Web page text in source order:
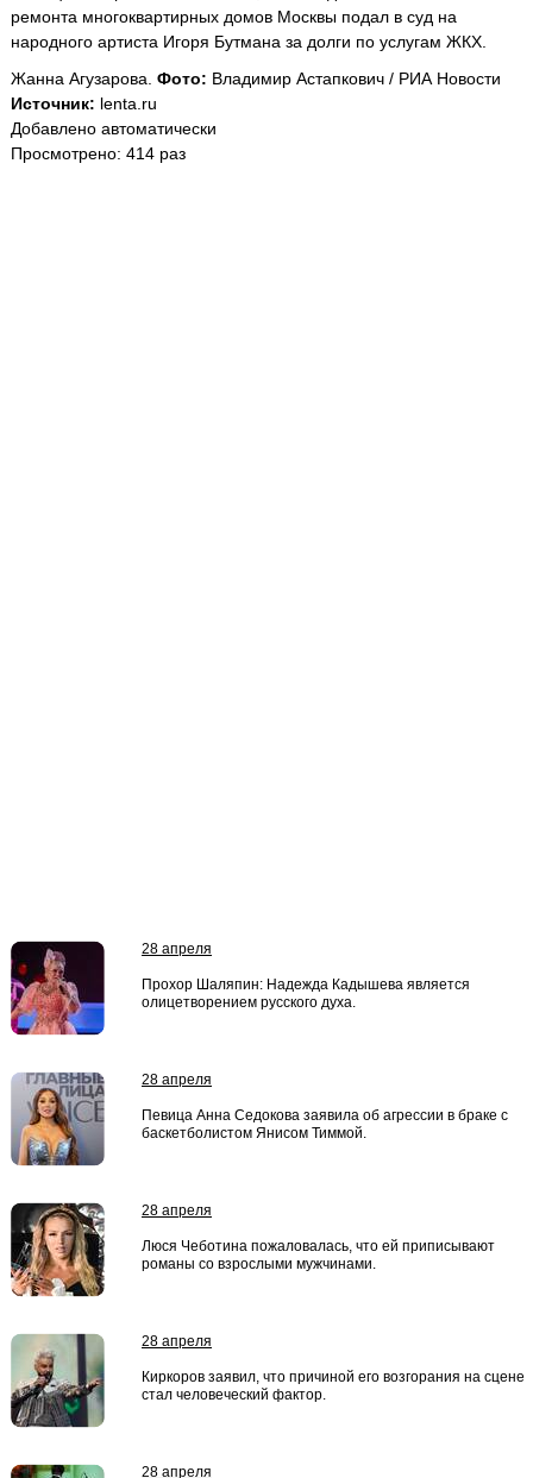
ремонта многоквартирных домов Москвы подал в суд на
народного артиста Игоря Бутмана за долги по услугам ЖКХ.
Жанна Агузарова. Фото: Владимир Астапкович / РИА Новости
Источник: lenta.ru
Добавлено автоматически
Просмотрено: 414 раз
28 апреля
Прохор Шаляпин: Надежда Кадышева является
олицетворением русского духа.
28 апреля
Певица Анна Седокова заявила об агрессии в браке с
баскетболистом Янисом Тиммой.
28 апреля
Люся Чеботина пожаловалась, что ей приписывают
романы со взрослыми мужчинами.
28 апреля
Киркоров заявил, что причиной его возгорания на сцене
стал человеческий фактор.
28 апреля